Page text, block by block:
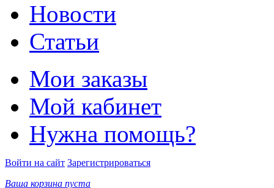
Новости
Статьи
Мои заказы
Мой кабинет
Нужна помощь?
Войти на сайт Зарегистрироваться
Ваша корзина пуста